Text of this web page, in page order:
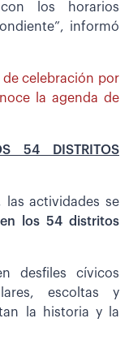
los horarios
informó
de celebración por
la agenda de
54 DISTRITOS
las actividades se
los 54 distritos
desfiles cívicos
escoltas y
la historia y la